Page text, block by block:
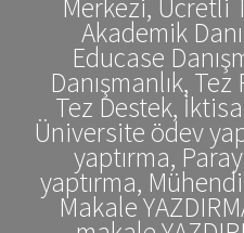
Merkezi, Ücretli
Akademik
Educase
Danışmanlık,
Tez Destek,
Üniversite ödev
yaptırma,
yaptırma,
Makale